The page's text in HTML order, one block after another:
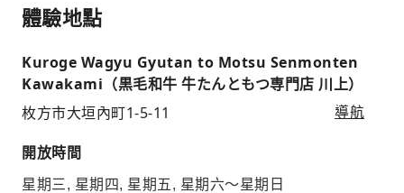
體驗地點
Kuroge Wagyu Gyutan to Motsu Senmonten
Kawakami（黒毛和牛 牛たんともつ専門店 川上）
枚方市大垣內町1-5-11
導航
開放時間
星期三, 星期四, 星期五, 星期六～星期日